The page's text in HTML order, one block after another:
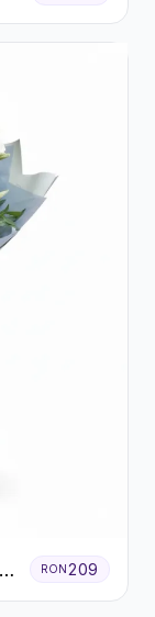
RON 209